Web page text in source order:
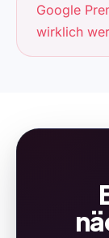
Google
wirklich